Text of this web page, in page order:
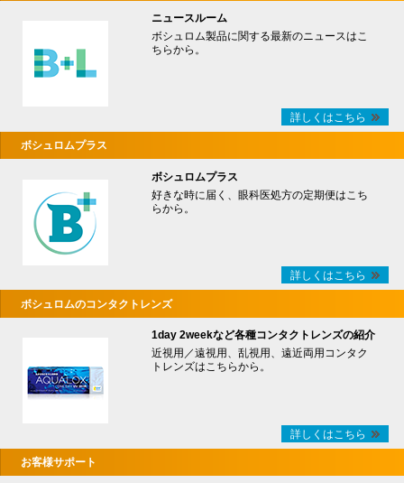
ニュースルーム
ボシュロム製品に関する最新のニュースはこ
ちらから。
詳しくはこちら
ボシュロムプラス
ボシュロムプラス
好きな時に届く、眼科医処方の定期便はこち
らから。
詳しくはこちら
ボシュロムのコンタクトレンズ
1day 2weekなど各種コンタクトレンズの紹介
近視用／遠視用、乱視用、遠近両用コンタク
トレンズはこちらから。
詳しくはこちら
お客様サポート